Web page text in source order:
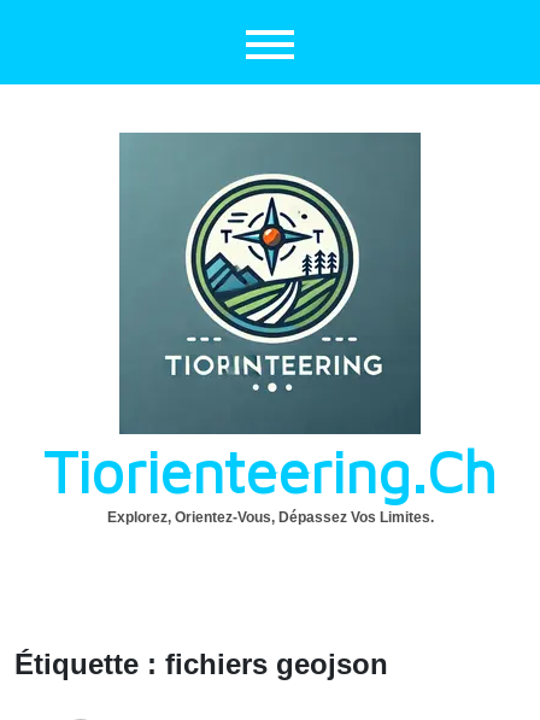
Tiorienteering.ch
Explorez, Orientez-Vous, Dépassez Vos Limites.
Étiquette : fichiers geojson